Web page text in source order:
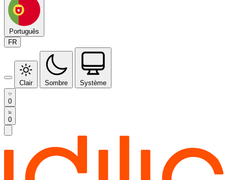
Português
FR
Clair Sombre Système
0
0